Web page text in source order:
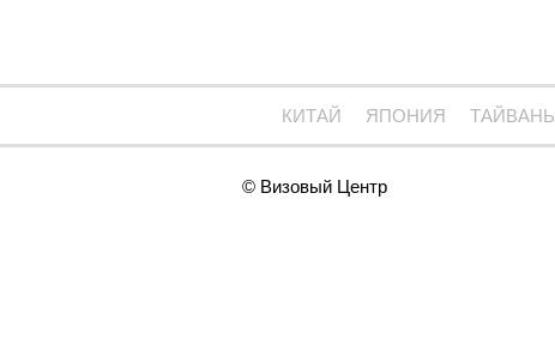
КИТАЙ ЯПОНИЯ ТАЙВАНЬ
© Визовый Центр